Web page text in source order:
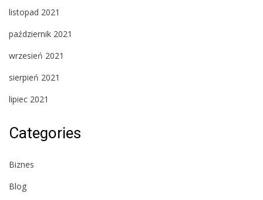
listopad 2021
październik 2021
wrzesień 2021
sierpień 2021
lipiec 2021
Categories
Biznes
Blog